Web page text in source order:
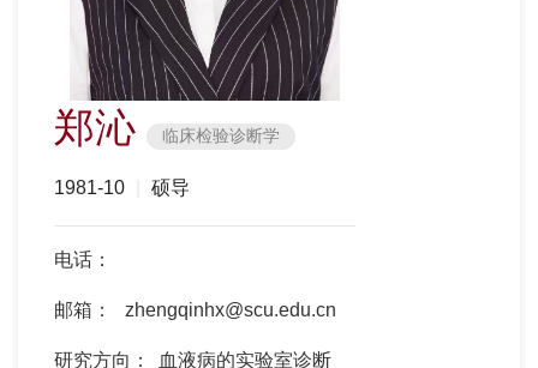
郑沁 临床检验诊断学
1981-10 硕导
电话：
邮箱： zhengqinhx@scu.edu.cn
研究方向： 血液病的实验室诊断